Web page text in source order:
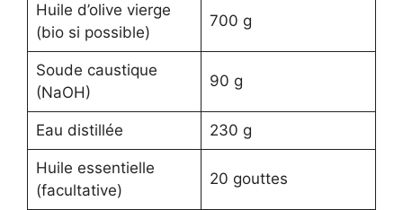
Huile d’olive vierge
(bio si possible)
700 g
Soude caustique
(NaOH)
90 g
Eau distillée 230 g
Huile essentielle
(facultative)
20 gouttes